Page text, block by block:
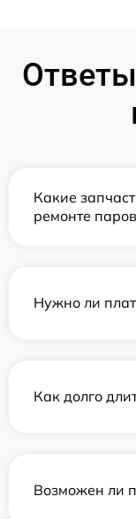
Какие
ремонте
Нужно ли
Как долго
Возможен ли